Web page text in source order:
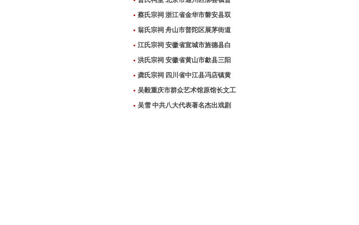
蔡氏宗祠 浙江省金华市磐安县双
翁氏宗祠 舟山市普陀区展茅街道
江氏宗祠 安徽省宣城市旌德县白
洪氏宗祠 安徽省黄山市歙县三阳
龚氏宗祠 四川省中江县冯店镇黄
吴毅重庆市群众艺术馆原馆长文工
吴雪 中共八大代表著名杰出戏剧